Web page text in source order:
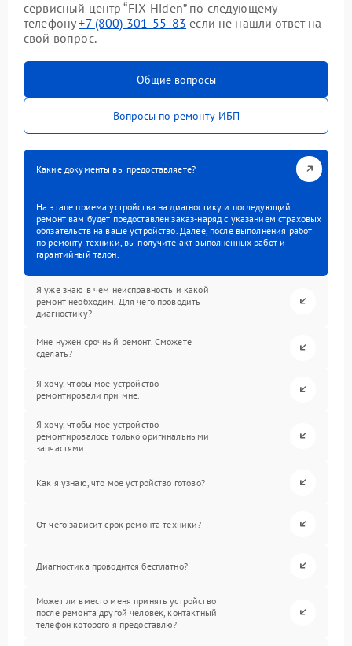
сервисный центр “FIX-Hiden” по следующему
телефону+7 (800) 301-55-83 если не нашли ответ на
свой вопрос.
Общие вопросы
Вопросы по ремонту ИБП
Какие документы вы предоставляете?
На этапе приема устройства на диагностику и последующий
ремонт вам будет предоставлен заказ-наряд с указанием страховых
обязательств на ваше устройство. Далее, после выполнения работ
по ремонту техники, вы получите акт выполненных работ и
гарантийный талон.
Я уже знаю в чем неисправность и какой
ремонт необходим. Для чего проводить
диагностику?
Мне нужен срочный ремонт. Сможете
сделать?
Я хочу, чтобы мое устройство
ремонтировали при мне.
Я хочу, чтобы мое устройство
ремонтировалось только оригинальными
запчастями.
Как я узнаю, что мое устройство готово?
От чего зависит срок ремонта техники?
Диагностика проводится бесплатно?
Может ли вместо меня принять устройство
после ремонта другой человек, контактный
телефон которого я предоставлю?